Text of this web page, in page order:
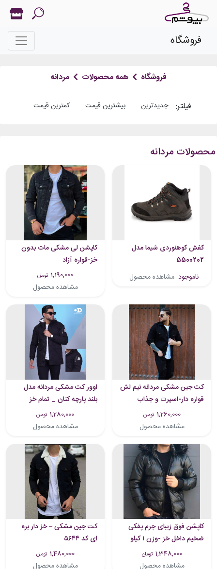
فروشگاه
فروشگاه همه محصولات مردانه
فیلتر: جدیدترین بیشترین قیمت کمترین قیمت
محصولات مردانه
کفش کوهنوردی شیما مدل
5500202
ناموجود مشاهده محصول
کاپشن لی مشکی مات بدون
خز-قواره آزاد
1,190,000 تومان
مشاهده محصول
کت جین مشکی مردانه نیم لش
قواره دار-اسپرت و جذاب
1,260,000 تومان
مشاهده محصول
اوور کت مشکی مردانه مدل
بلند پارچه کتان _ تمام خز
فوق‌العاده شیک و با کیفیت
1,280,000 تومان
مشاهده محصول
کاپشن فوق زیبای چرم پفکی
ضخیم داخل خز -وزن ۱ کیلو
1,348,000 تومان
مشاهده محصول
کت جین مشکی – خز دار بره
ای کد ۵۶۴۴
1,480,000 تومان
مشاهده محصول